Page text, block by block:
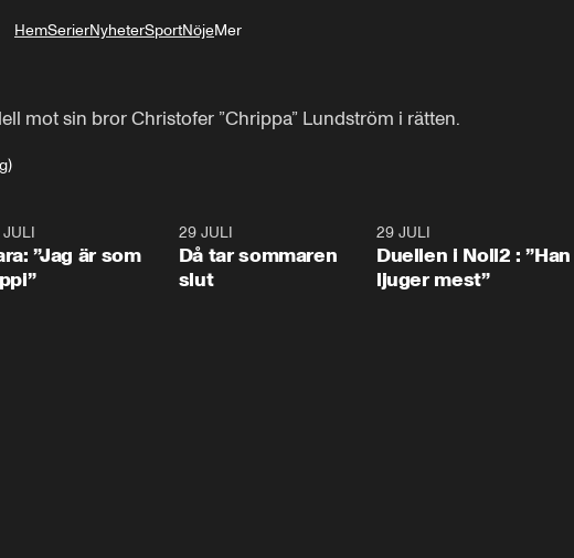
HemSerierNyheterSportNöjeMer
mot sin bror Christofer ”Chrippa” Lundström i rätten.
”Jag är som
29 JULI
Då tar sommaren
slut
29 JULI
Duellen i Noll2 : ”Han
ljuger mest”